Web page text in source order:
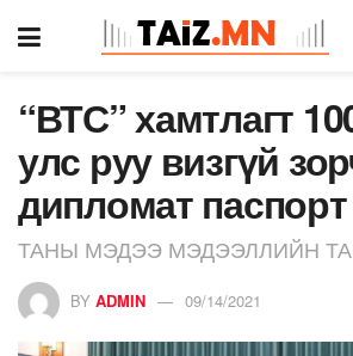
“ВТС” хамтлагт
улс руу визгүй
дипломат
ТАНЫ МЭДЭЭ МЭДЭЭЛЛИЙН
BY ADMIN 09/14/2021